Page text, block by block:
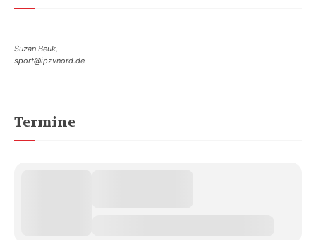
Suzan Beuk,
sport@ipzvnord.de
Termine